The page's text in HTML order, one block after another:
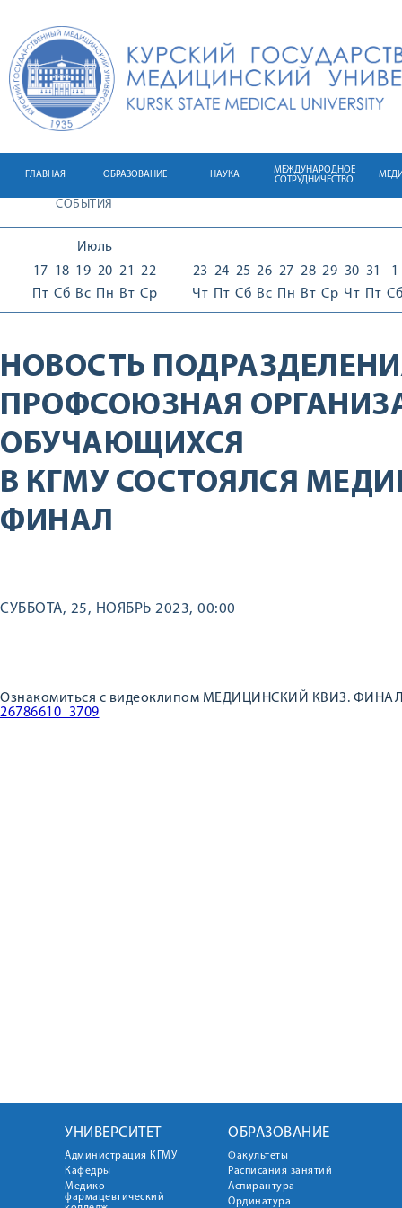
ГЛАВНАЯ ОБРАЗОВАНИЕ НАУКА
МЕЖДУНАРОДНОЕ
СОТРУДНИЧЕСТВО
СОБЫТИЯ
Июль
17
Пт
18
Сб
19
Вс
20
Пн
21
Вт
22
Ср
23
Чт
24
Пт
25
Сб
26
Вс
27
Пн
28
Вт
29
Ср
30
Чт
31
Пт
1
Сб
НОВОСТЬ
ПРОФСОЮЗНАЯ
ОБУЧАЮЩИХСЯ
В КГМУ СОСТОЯЛСЯ
ФИНАЛ
СУББОТА, 25, НОЯБРЬ 2023, 00:00
Ознакомиться с видеоклипом МЕДИЦИНСКИЙ КВИЗ.
26786610_3709
УНИВЕРСИТЕТ
Администрация КГМУ
Кафедры
Медико-
фармацевтический
ОБРАЗОВАНИЕ
Факультеты
Расписания занятий
Аспирантура
Ординатура